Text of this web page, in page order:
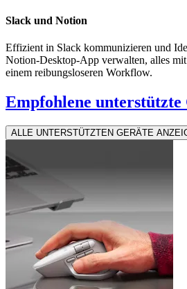
Slack und Notion
Effizient in Slack kommunizieren und
Notion-Desktop-App verwalten, alles
einem reibungsloseren Workflow.
Empfohlene unterstützte
ALLE UNTERSTÜTZTEN GERÄTE